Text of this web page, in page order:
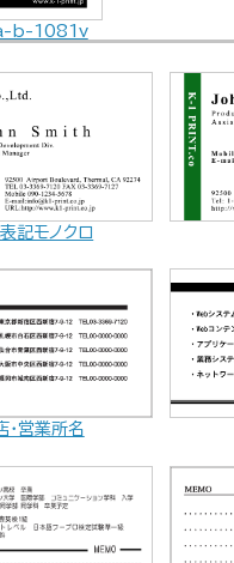
b-1081v
記モノクロ
・営業所名